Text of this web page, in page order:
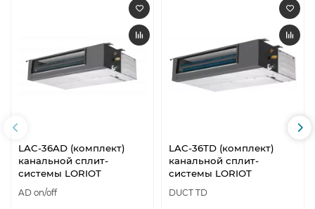
LAC-36AD (комплект)
канальной сплит-
системы LORIOT
AD on/off
LAC-36TD (комплект)
канальной сплит-
системы LORIOT
DUCT TD